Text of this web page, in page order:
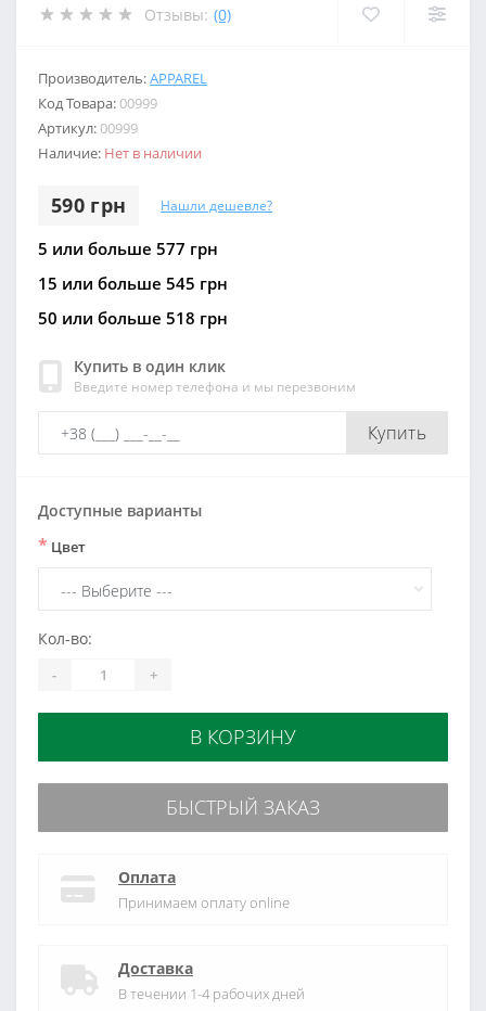
Отзывы: (0)
Производитель:APPAREL
Код Товара:00999
Артикул:00999
Наличие: Нет в наличии
590 грн Нашли дешевле?
5 или больше 577 грн
15 или больше 545 грн
50 или больше 518 грн
Купить в один клик
Введите номер телефона и мы перезвоним
Купить
Доступные варианты
* Цвет
Кол-во:
- +
В КОРЗИНУ
БЫСТРЫЙ ЗАКАЗ
Оплата
Принимаем оплату online
Доставка
В течении 1-4 рабочих дней